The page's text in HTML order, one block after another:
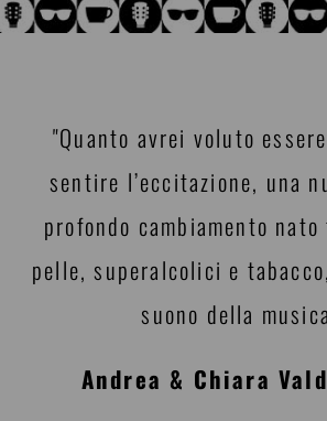
"Quanto avrei voluto
sentire l’eccitazione, una
profondo cambiamento
pelle, superalcolici e
suono della
Andrea & Chiara